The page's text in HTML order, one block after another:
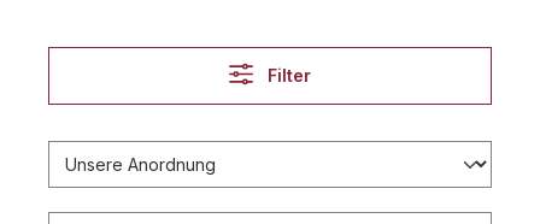
Filter